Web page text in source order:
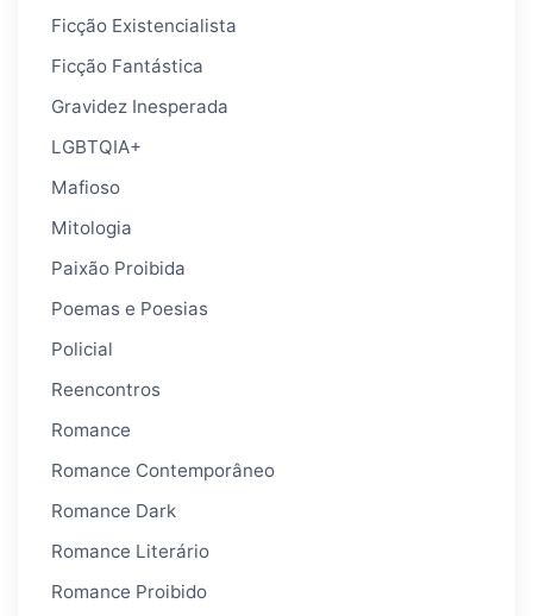
Ficção Existencialista
Ficção Fantástica
Gravidez Inesperada
LGBTQIA+
Mafioso
Mitologia
Paixão Proibida
Poemas e Poesias
Policial
Reencontros
Romance
Romance Contemporâneo
Romance Dark
Romance Literário
Romance Proibido